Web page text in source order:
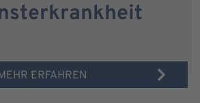
ERFAHREN